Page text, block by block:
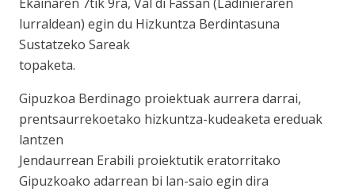
lurraldean) egin du Hizkuntza Berdintasuna
Sustatzeko Sareak
topaketa.
Gipuzkoa Berdinago proiektuak aurrera darrai,
prentsaurrekoetako hizkuntza-kudeaketa ereduak
lantzen
Jendaurrean Erabili proiektutik eratorritako
Gipuzkoako adarrean bi lan-saio egin dira